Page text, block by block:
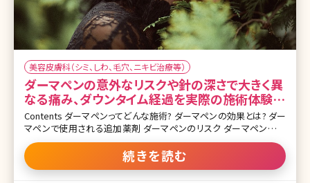
美容皮膚科（シミ、しわ、毛穴、ニキビ治療等）
ダーマペンの意外なリスクや針の深さで大きく異
なる痛み、ダウンタイム経過を実際の施術体験か
ら解説
Contents ダーマペンってどんな施術? ダーマペンの効果とは? ダー
マペンで使用される追加薬剤 ダーマペンのリスク ダーマペンの治
療の流れ ダーマペンの治療中の痛み ダーマペンのダウンタイム ダ
ーマペンの施術間隔 ダーマペンの治療回数 おわりに 最近よく耳に
するダーマペン、一体どんな施術なのか気になりますよね。SNS等で
続きを読む